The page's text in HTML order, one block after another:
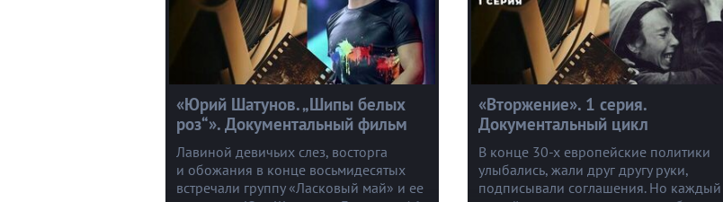
«Юрий Шатунов. „Шипы белых
роз“». Документальный фильм
Лавиной девичьих слез, восторга
и обожания в конце восьмидесятых
встречали группу «Ласковый май» и ее
«Вторжение». 1 серия.
Документальный цикл
В конце 30-х европейские политики
улыбались, жали друг другу руки,
подписывали соглашения. Но каждый